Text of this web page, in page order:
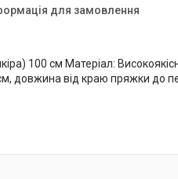
для замовлення
100 см Матеріал:
довжина від краю пряжки до